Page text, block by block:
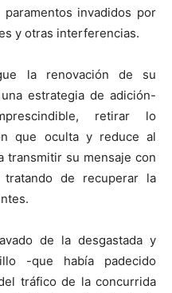
invadidos por
y otras interferencias.
la renovación de su
estrategia de adición-
retirar lo
que oculta y reduce al
transmitir su mensaje con
de recuperar la
de la desgastada y
-que había padecido
tráfico de la concurrida